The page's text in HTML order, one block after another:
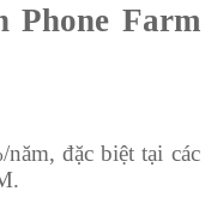
Phone Farm
đặc biệt tại các